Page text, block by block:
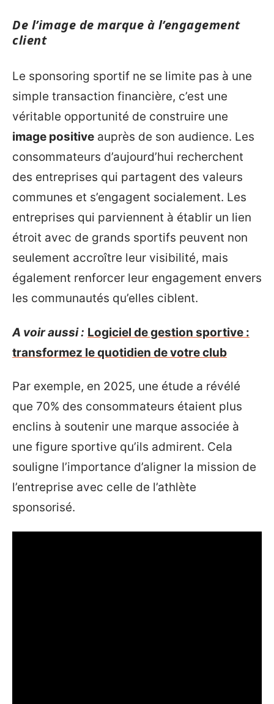
De l’image de marque à l’engagement
client
Le sponsoring sportif ne se limite pas à une
simple transaction financière, c’est une
véritable opportunité de construire une
image positive auprès de son audience. Les
consommateurs d’aujourd’hui recherchent
des entreprises qui partagent des valeurs
communes et s’engagent socialement. Les
entreprises qui parviennent à établir un lien
étroit avec de grands sportifs peuvent non
seulement accroître leur visibilité, mais
également renforcer leur engagement envers
les communautés qu’elles ciblent.
A voir aussi : Logiciel de gestion sportive :
transformez le quotidien de votre club
Par exemple, en 2025, une étude a révélé
que 70% des consommateurs étaient plus
enclins à soutenir une marque associée à
une figure sportive qu’ils admirent. Cela
souligne l’importance d’aligner la mission de
l’entreprise avec celle de l’athlète
sponsorisé.